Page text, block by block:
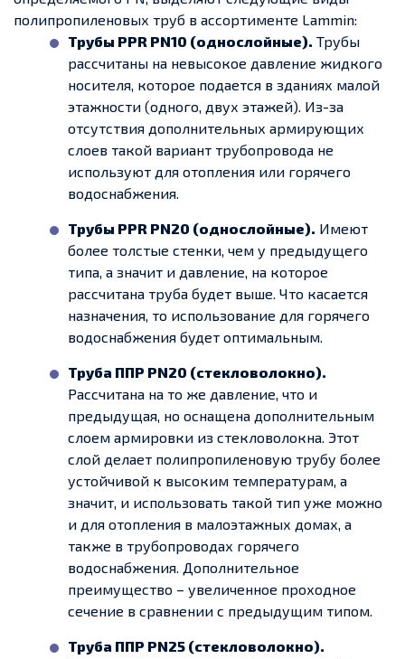
полипропиленовых труб в ассортименте Lammin:
Трубы PPR PN10 (однослойные). Трубы
рассчитаны на невысокое давление жидкого
носителя, которое подается в зданиях малой
этажности (одного, двух этажей). Из-за
отсутствия дополнительных армирующих
слоев такой вариант трубопровода не
используют для отопления или горячего
водоснабжения.
Трубы PPR PN20 (однослойные). Имеют
более толстые стенки, чем у предыдущего
типа, а значит и давление, на которое
рассчитана труба будет выше. Что касается
назначения, то использование для горячего
водоснабжения будет оптимальным.
Труба ППР PN20 (стекловолокно).
Рассчитана на то же давление, что и
предыдущая, но оснащена дополнительным
слоем армировки из стекловолокна. Этот
слой делает полипропиленовую трубу более
устойчивой к высоким температурам, а
значит, и использовать такой тип уже можно
и для отопления в малоэтажных домах, а
также в трубопроводах горячего
водоснабжения. Дополнительное
преимущество – увеличенное проходное
сечение в сравнении с предыдущим типом.
Труба ППР PN25 (стекловолокно).